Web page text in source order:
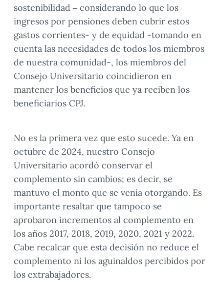
sostenibilidad – considerando lo que los
ingresos por pensiones deben cubrir estos
gastos corrientes- y de equidad -tomando en
cuenta las necesidades de todos los miembros
de nuestra comunidad-, los miembros del
Consejo Universitario coincidieron en
mantener los beneficios que ya reciben los
beneficiarios CPJ.
No es la primera vez que esto sucede. Ya en
octubre de 2024, nuestro Consejo
Universitario acordó conservar el
complemento sin cambios; es decir, se
mantuvo el monto que se venía otorgando. Es
importante resaltar que tampoco se
aprobaron incrementos al complemento en
los años 2017, 2018, 2019, 2020, 2021 y 2022.
Cabe recalcar que esta decisión no reduce el
complemento ni los aguinaldos percibidos por
los extrabajadores.